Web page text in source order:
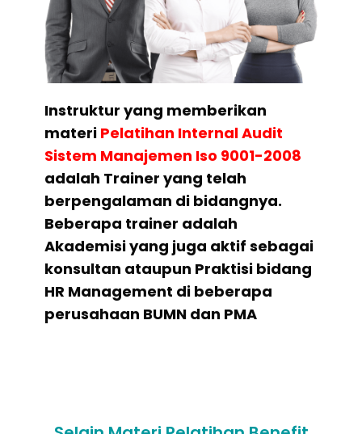
Instruktur yang memberikan
materi Pelatihan Internal Audit
Sistem Manajemen Iso 9001-2008
adalah Trainer yang telah
berpengalaman di bidangnya.
Beberapa trainer adalah
Akademisi yang juga aktif sebagai
konsultan ataupun Praktisi bidang
HR Management di beberapa
perusahaan BUMN dan PMA